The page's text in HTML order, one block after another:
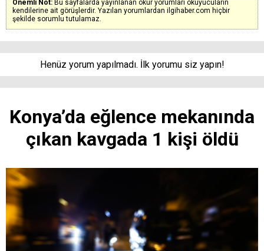
Önemli Not: Bu sayfalarda yayınlanan okur yorumları okuyucuların
kendilerine ait görüşlerdir. Yazılan yorumlardan ilgihaber.com hiçbir
şekilde sorumlu tutulamaz.
Henüz yorum yapılmadı. İlk yorumu siz yapın!
Konya’da eğlence mekanında
çıkan kavgada 1 kişi öldü